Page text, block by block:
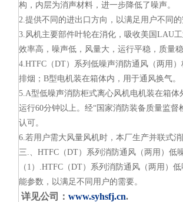
构，内层为消声材料，进一步降低了噪声。
2.提供不同的进出口方向，以满足用户不同
3.风机主要部件叶轮在消化，吸收美国LAU
效率高，噪声低，风量大，运行平稳，质量
4.HTFC（DT）系列低噪声消防通风（两用
排烟；B型电机装在箱体内，用于通风换气。
5.A型低噪声消防柜式离心风机电机装在箱
运行60分钟以上。经“国家消防装备质量监
认可。
6.若用户需大风量风机时，本厂生产并联式
三.、HTFC（DT）系列消防通风（两用）低
（1）.HTFC（DT）系列消防通风（两用）
能参数，以满足不同用户的需要。
详见公司： www.syhsfj.cn.